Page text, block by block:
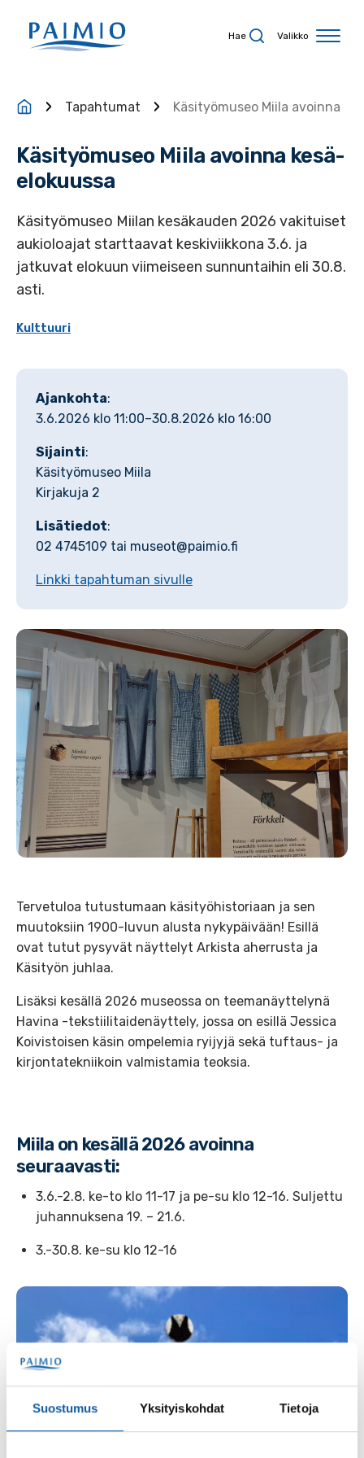
Suostumus Yksityiskohdat Tietoja
Hae Valikko
Tapahtumat Käsityömuseo Miila avoinna
Käsityömuseo Miila avoinna kesä-
elokuussa
Käsityömuseo Miilan kesäkauden 2026 vakituiset
aukioloajat starttaavat keskiviikkona 3.6. ja
jatkuvat elokuun viimeiseen sunnuntaihin eli 30.8.
asti.
Kulttuuri
Ajankohta:
3.6.2026 klo 11:00–30.8.2026 klo 16:00
Sijainti:
Käsityömuseo Miila
Kirjakuja 2
Lisätiedot:
02 4745109 tai museot@paimio.fi
Linkki tapahtuman sivulle
Tervetuloa tutustumaan käsityöhistoriaan ja sen
muutoksiin 1900-luvun alusta nykypäivään! Esillä
ovat tutut pysyvät näyttelyt Arkista aherrusta ja
Käsityön juhlaa.
Lisäksi kesällä 2026 museossa on teemanäyttelynä
Havina -tekstiilitaidenäyttely, jossa on esillä Jessica
Koivistoisen käsin ompelemia ryijyjä sekä tuftaus- ja
kirjontatekniikoin valmistamia teoksia.
Miila on kesällä 2026 avoinna
seuraavasti:
3.6.-2.8. ke-to klo 11-17 ja pe-su klo 12-16. Suljettu
juhannuksena 19. – 21.6.
3.-30.8. ke-su klo 12-16